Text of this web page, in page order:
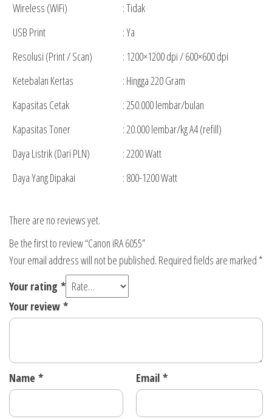
Wireless (WiFi)
: Tidak
USB Print
: Ya
Resolusi (Print / Scan)
: 1200×1200 dpi / 600×600 dpi
Ketebalan Kertas
: Hingga 220 Gram
Kapasitas Cetak
: 250.000 lembar/bulan
Kapasitas Toner
: 20.000 lembar/kg A4 (refill)
Daya Listrik (Dari PLN)
: 2200 Watt
Daya Yang Dipakai
: 800-1200 Watt
There are no reviews yet.
Be the first to review “Canon iRA 6055”
Your email address will not be published. Required fields are marked *
Your rating *
Your review *
Name * Email *